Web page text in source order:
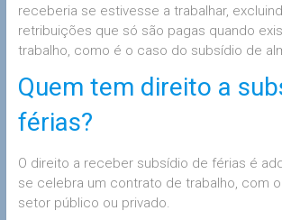
receberia se estivesse a trabalhar,
retribuições que só são pagas quando
trabalho, como é o caso do subsídio de
Quem tem direito a
férias?
O direito a receber subsídio de férias é
se celebra um contrato de trabalho, com
setor público ou privado.